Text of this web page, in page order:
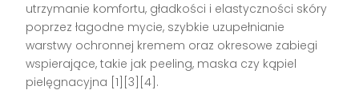
utrzymanie komfortu, gładkości i elastyczności skóry
poprzez łagodne mycie, szybkie uzupełnianie
warstwy ochronnej kremem oraz okresowe zabiegi
wspierające, takie jak peeling, maska czy kąpiel
pielęgnacyjna [1][3][4].